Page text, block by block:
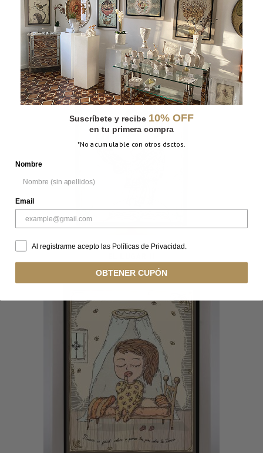
INGRAVIDEZ
Suscríbete y recibe 10% OFF
en tu primera compra
*No acumulable con otros dsctos.
Nombre
Email
Al registrarme acepto las Políticas de Privacidad.
OBTENER CUPÓN